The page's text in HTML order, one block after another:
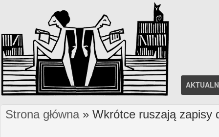
Jesteś tutaj
Strona główna» Wkrótce ruszają zapisy